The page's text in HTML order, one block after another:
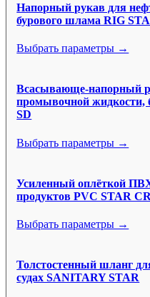
Напорный рукав для
бурового шлама RIG
Выбрать параметры →
Всасывающе-напорный
промывочной жидкости,
SD
Выбрать параметры →
Усиленный оплёткой
продуктов PVC STAR
Выбрать параметры →
Толстостенный шланг
судах SANITARY STAR